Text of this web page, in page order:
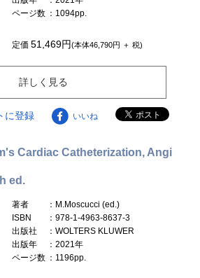
ページ数 ：1094pp.
定価51,469円(本体46,790円 ＋ 税)
詳しく見る
に登録 いいね
Cardiac Catheterization, Angi
ed.
著者
：M.Moscucci (ed.)
ISBN
：978-1-4963-8637-3
出版社
：WOLTERS KLUWER
出版年
：2021年
ページ数 ：1196pp.